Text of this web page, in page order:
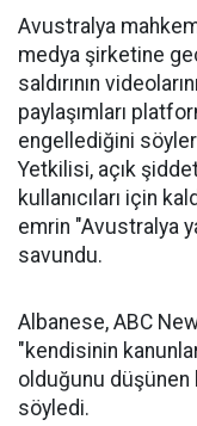
Avustralya
medya şirketine
saldırının
paylaşımları
engellediğini
Yetkilisi, açık
kullanıcıları için
emrin "Avustralya
savundu.
Albanese, ABC
"kendisinin
olduğunu
söyledi.